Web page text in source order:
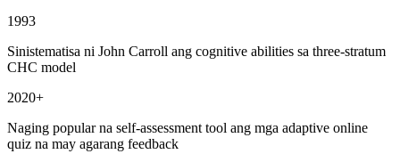
1993
Sinistematisa ni John Carroll ang cognitive abilities sa three-stratum
CHC model
2020+
Naging popular na self-assessment tool ang mga adaptive online
quiz na may agarang feedback